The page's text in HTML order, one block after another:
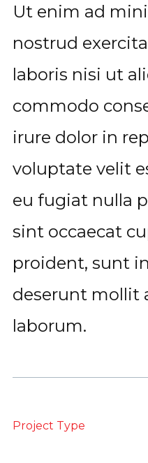
Ut enim ad
nostrud
laboris nisi ut
commodo
irure dolor in
voluptate velit
eu fugiat nulla
sint occaecat
proident, sunt
deserunt mollit
laborum.
Project Type